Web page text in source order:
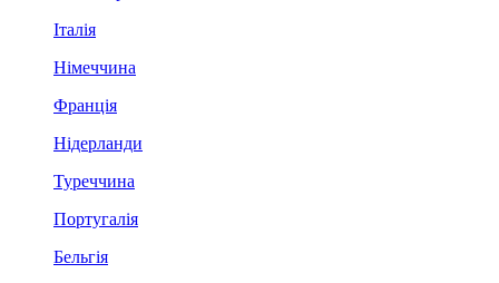
Італія
Німеччина
Франція
Нідерланди
Туреччина
Португалія
Бельгія